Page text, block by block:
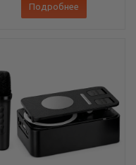
Подробнее